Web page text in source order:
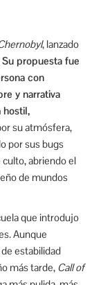
, lanzado
Su propuesta fue
con
y narrativa
hostil,
su atmósfera,
por sus bugs
culto, abriendo el
de mundos
que introdujo
Aunque
estabilidad
más tarde, Call of